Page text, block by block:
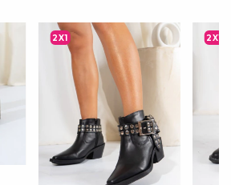
2X1 2X1